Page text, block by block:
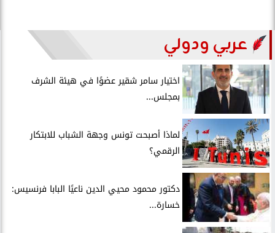
عربي ودولي
اختيار سامر شقير عضوًا في هيئة الشرف
بمجلس...
لماذا أصبحت تونس وجهة الشباب للابتكار
الرقمي؟
دكتور محمود محيي الدين ناعيًا البابا فرنسيس:
خسارة...